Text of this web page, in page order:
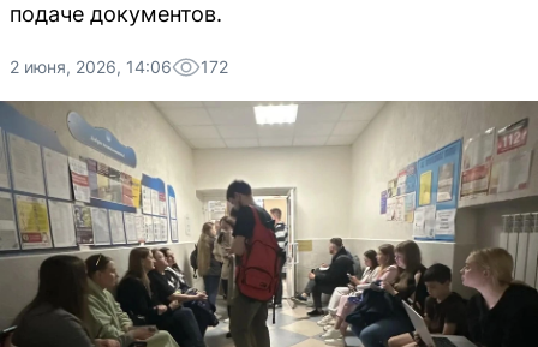
подаче документов.
2 июня, 2026, 14:06 172